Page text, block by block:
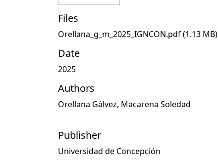
Files
Orellana_g_m_2025_IGNCON.pdf(1.13 MB)
Date
2025
Authors
Orellana Gálvez, Macarena Soledad
Publisher
Universidad de Concepción